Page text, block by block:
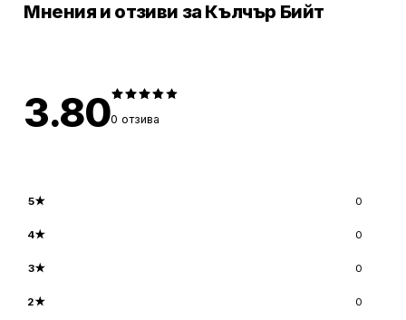
Мнения и отзиви за Кълчър Бийт
3.800 отзива
5★ 0
4★ 0
3★ 0
2★ 0